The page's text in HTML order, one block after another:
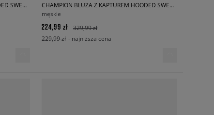
CHAMPION BLUZA Z KAPTUREM HOODED SWEATSHIRT
CHAMPION BLUZA Z KAPTUREM HOODED SWEATSHIRT
męskie
224,99 zł
329,99 zł
229,99 zł - najniższa cena